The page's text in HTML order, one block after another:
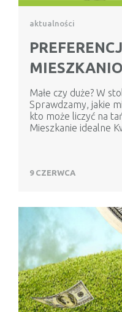
aktualności
Małe czy duże? W
Sprawdzamy, jakie
kto może liczyć na
Mieszkanie idealne
9 CZERWCA